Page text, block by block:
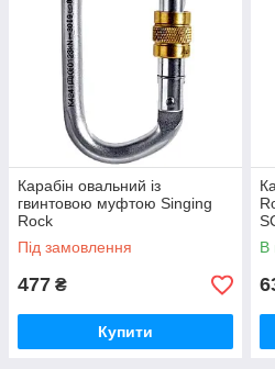
Карабін овальний із
гвинтовою муфтою Singing
Rock
Під замовлення
477 ₴
Купити
В